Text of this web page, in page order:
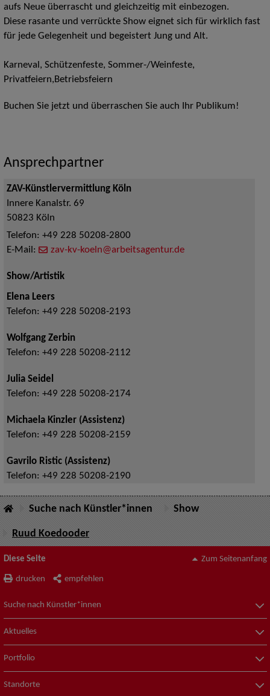
aufs Neue überrascht und gleichzeitig mit einbezogen.
Diese rasante und verrückte Show eignet sich für wirklich fast
für jede Gelegenheit und begeistert Jung und Alt.
Karneval, Schützenfeste, Sommer-/Weinfeste,
Privatfeiern,Betriebsfeiern
Buchen Sie jetzt und überraschen Sie auch Ihr Publikum!
Ansprechpartner
ZAV-Künstlervermittlung Köln
Innere Kanalstr. 69
50823 Köln
Telefon: +49 228 50208-2800
E-Mail:
zav-kv-koeln@arbeitsagentur.de
Show/Artistik
Elena Leers
Telefon: +49 228 50208-2193
Wolfgang Zerbin
Telefon: +49 228 50208-2112
Julia Seidel
Telefon: +49 228 50208-2174
Michaela Kinzler (Assistenz)
Telefon: +49 228 50208-2159
Gavrilo Ristic (Assistenz)
Telefon: +49 228 50208-2190
Suche nach Künstler*innen Show
Ruud Koedooder
Diese Seite
drucken empfehlen
Zum Seitenanfang
Suche nach Künstler*innen
Aktuelles
Portfolio
Standorte